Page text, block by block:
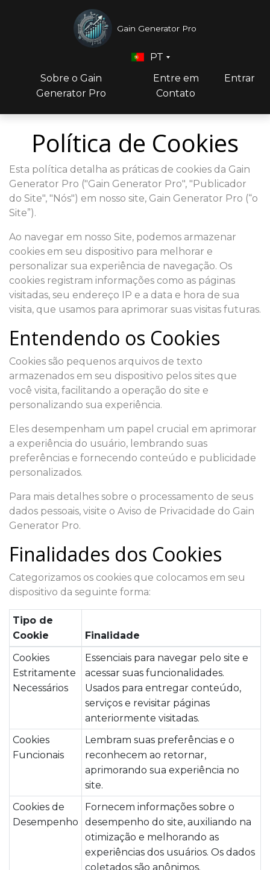
Gain Generator Pro
Sobre o Gain
Generator Pro
Entre em
Contato
Entrar
PT
Política de Cookies
Esta política detalha as práticas de cookies da Gain
Generator Pro ("Gain Generator Pro", "Publicador
do Site", "Nós") em nosso site, Gain Generator Pro (“o
Site”).
Ao navegar em nosso Site, podemos armazenar
cookies em seu dispositivo para melhorar e
personalizar sua experiência de navegação. Os
cookies registram informações como as páginas
visitadas, seu endereço IP e a data e hora de sua
visita, que usamos para aprimorar suas visitas futuras.
Entendendo os Cookies
Cookies são pequenos arquivos de texto
armazenados em seu dispositivo pelos sites que
você visita, facilitando a operação do site e
personalizando sua experiência.
Eles desempenham um papel crucial em aprimorar
a experiência do usuário, lembrando suas
preferências e fornecendo conteúdo e publicidade
personalizados.
Para mais detalhes sobre o processamento de seus
dados pessoais, visite o Aviso de Privacidade do Gain
Generator Pro.
Finalidades dos Cookies
Categorizamos os cookies que colocamos em seu
dispositivo da seguinte forma:
Tipo de
Cookie
Finalidade
Cookies
Estritamente
Necessários
Essenciais para navegar pelo site e
acessar suas funcionalidades.
Usados para entregar conteúdo,
serviços e revisitar páginas
anteriormente visitadas.
Cookies
Funcionais
Lembram suas preferências e o
reconhecem ao retornar,
aprimorando sua experiência no
site.
Cookies de
Desempenho
Fornecem informações sobre o
desempenho do site, auxiliando na
otimização e melhorando as
experiências dos usuários. Os dados
coletados são anônimos.